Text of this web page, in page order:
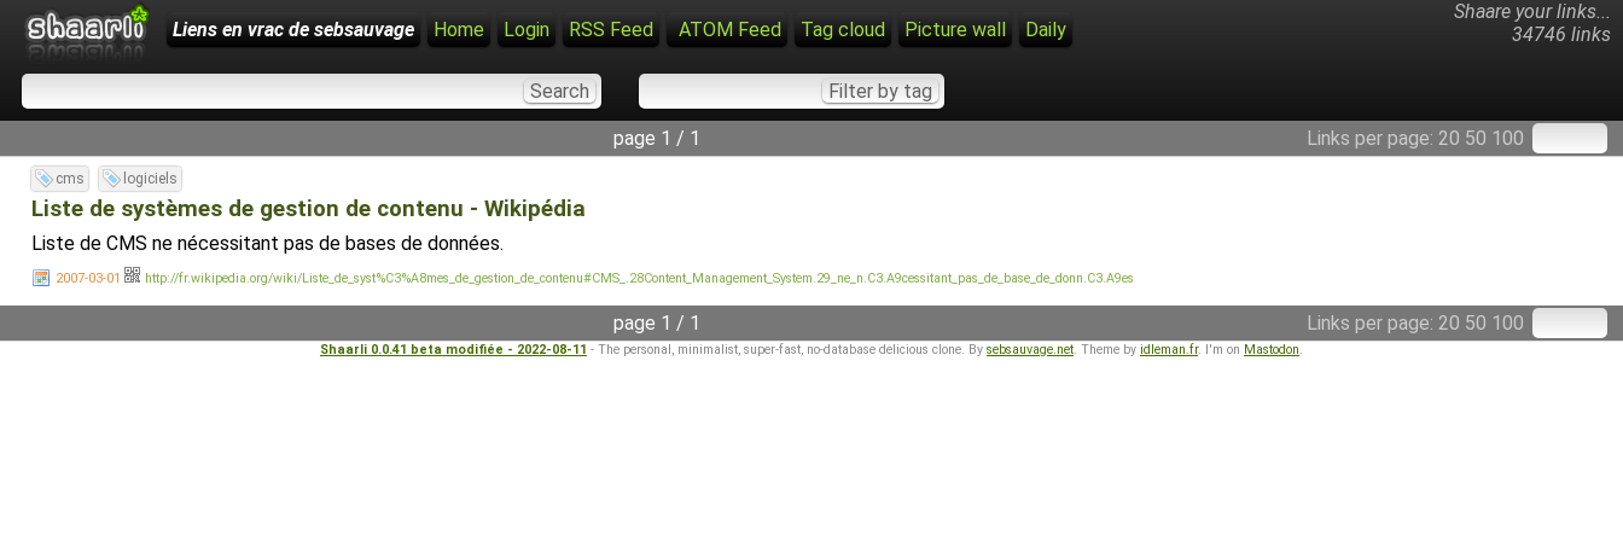
Shaare your links...
34746 links
Liens en vrac de sebsauvage Home Login RSS Feed ATOM Feed Tag cloud Picture wall Daily
Links per page: 20 50 100
page 1 / 1
cms logiciels
Liste de systèmes de gestion de contenu - Wikipédia
Liste de CMS ne nécessitant pas de bases de données.
2007-03-01 http://fr.wikipedia.org/wiki/Liste_de_syst%C3%A8mes_de_gestion_de_contenu#CMS_.28Content_Management_System.29_ne_n.C3.A9cessitant_pas_de_base_de_donn.C3.A9es
Links per page: 20 50 100
page 1 / 1
Shaarli 0.0.41 beta modifiée - 2022-08-11 - The personal, minimalist, super-fast, no-database delicious clone. By sebsauvage.net. Theme by idleman.fr. I'm on Mastodon.